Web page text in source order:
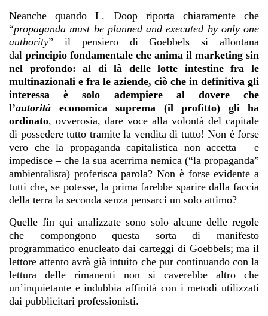
Neanche quando L. Doop riporta chiaramente che
“propaganda must be planned and executed by only one
authority” il pensiero di Goebbels si allontana
dal principio fondamentale che anima il marketing sin
nel profondo: al di là delle lotte intestine fra le
multinazionali e fra le aziende, ciò che in definitiva gli
interessa è solo adempiere al dovere che
l’autorità
economica suprema (il profitto) gli ha
ordinato, ovverosia, dare voce alla volontà del capitale
di possedere tutto tramite la vendita di tutto! Non è forse
vero che la propaganda capitalistica non accetta – e
impedisce – che la sua acerrima nemica (“la propaganda”
ambientalista) proferisca parola? Non è forse evidente a
tutti che, se potesse, la prima farebbe sparire dalla faccia
della terra la seconda senza pensarci un solo attimo?
Quelle fin qui analizzate sono solo alcune delle regole
che compongono questa sorta di manifesto
programmatico enucleato dai carteggi di Goebbels; ma il
lettore attento avrà già intuito che pur continuando con la
lettura delle rimanenti non si caverebbe altro che
un’inquietante e indubbia affinità con i metodi utilizzati
dai pubblicitari professionisti.